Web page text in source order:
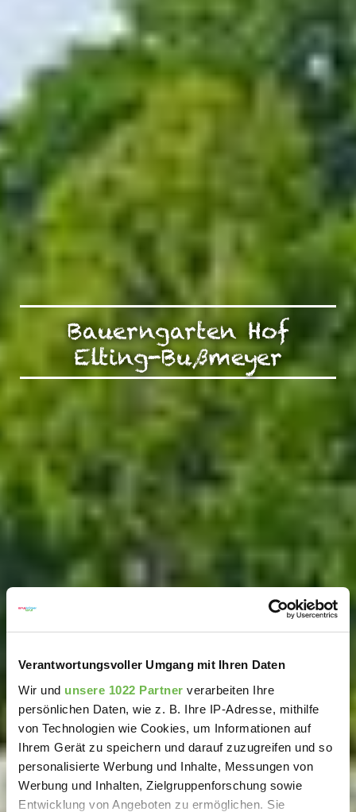
Verantwortungsvoller Umgang mit Ihren Daten
Wir und unsere 1022 Partner verarbeiten Ihre
persönlichen Daten, wie z. B. Ihre IP-Adresse, mithilfe
von Technologien wie Cookies, um Informationen auf
Ihrem Gerät zu speichern und darauf zuzugreifen und so
personalisierte Werbung und Inhalte, Messungen von
Werbung und Inhalten, Zielgruppenforschung sowie
Entwicklung von Angeboten zu ermöglichen. Sie
Bauerngarten Hof
Elting-Bußmeyer